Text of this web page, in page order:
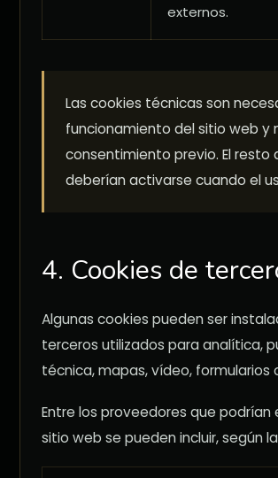
externos.
Las cookies técnicas son
funcionamiento del sitio web y
consentimiento previo. El resto
deberían activarse cuando el
4. Cookies de
Algunas cookies pueden ser
terceros utilizados para analítica,
técnica, mapas, vídeo, formularios
Entre los proveedores que
sitio web se pueden incluir, según